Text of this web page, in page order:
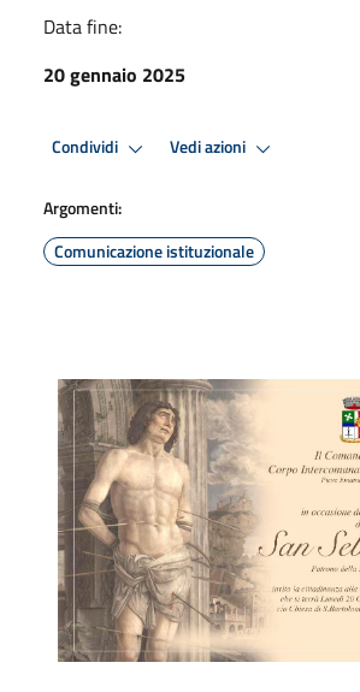
Data fine:
20 gennaio 2025
Condividi Vedi azioni
Argomenti:
Comunicazione istituzionale